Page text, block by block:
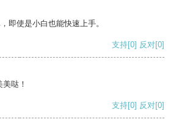
即使是小白也能快速上手。
支持[0] 反对[0]
哒！
支持[0] 反对[0]